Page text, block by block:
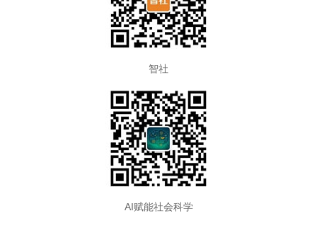
智社
AI赋能社会科学